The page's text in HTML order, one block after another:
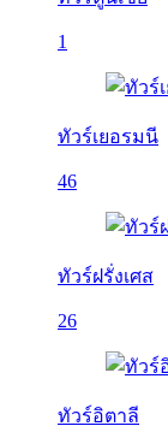
1
ทัวร์เยอรมนี
46
ทัวร์ฝรั่งเศส
26
ทัวร์อิตาลี